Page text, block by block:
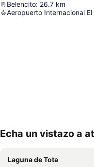
Belencito: 26.7 km
Aeropuerto Internacional El
Echa un vistazo a
Laguna de Tota